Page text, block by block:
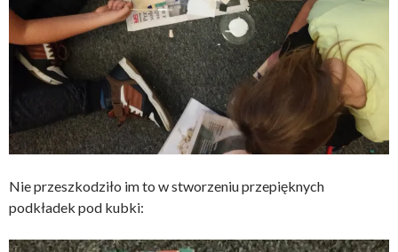
Nie przeszkodziło im to w stworzeniu przepięknych
podkładek pod kubki: